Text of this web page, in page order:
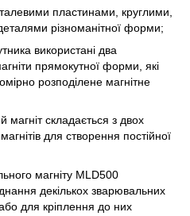
пластинами, круглими,
різноманітної форми;
використані два
прямокутної форми, які
розподілене магнітне
складається з двох
для створення постійної
магніту MLD500
декількох зварювальних
для кріплення до них